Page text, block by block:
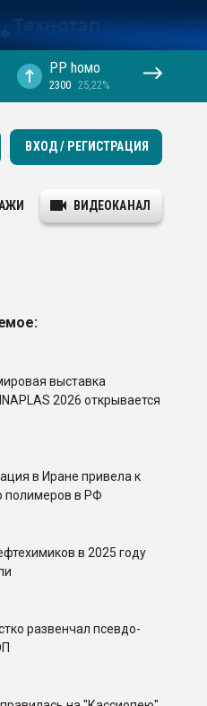
PP hомо
2300 25,22%
ВХОД / РЕГИСТРАЦИЯ
ВИДЕОКАНАЛ
выставка
2026 открывается
в Иране привела к
в РФ
в 2025 году
развенчал псевдо-